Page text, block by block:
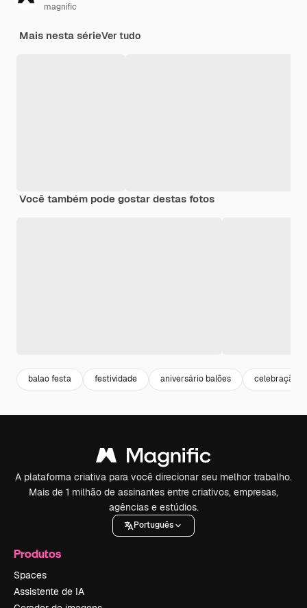
magnific
Mais nesta sérieVer tudo
Você também pode gostar destas fotos
balao festa festividade aniversário balões celebração
A plataforma criativa para você direcionar seu melhor trabalho.
Mais de 1 milhão de assinantes entre criativos, empresas,
agências e estúdios.
Português
Produtos
Spaces
Assistente de IA